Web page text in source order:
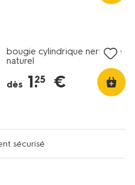
bougie cylindrique nervurée
naturel
dès 1.
25 €
sécurisé
vegan